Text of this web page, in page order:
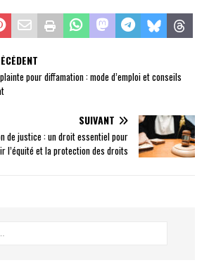
pour diffamation : mode d’emploi et conseils
SUIVANT
de justice : un droit essentiel pour
l’équité et la protection des droits